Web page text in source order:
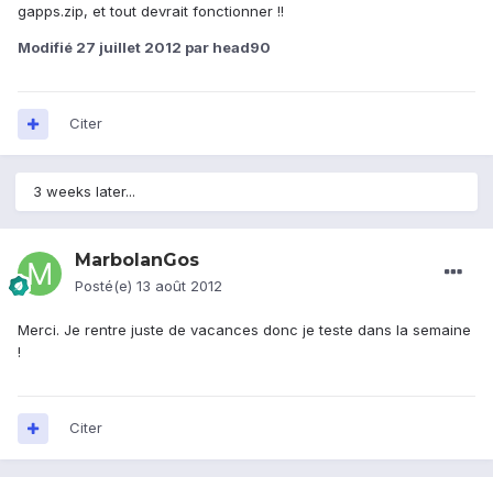
gapps.zip, et tout devrait fonctionner !!
Modifié 27 juillet 2012 par head90
Citer
3 weeks later...
MarbolanGos
Posté(e) 13 août 2012
Merci. Je rentre juste de vacances donc je teste dans la semaine
!
Citer